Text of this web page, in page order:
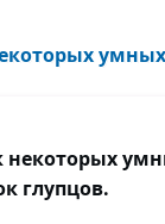
некоторых
глупцов.